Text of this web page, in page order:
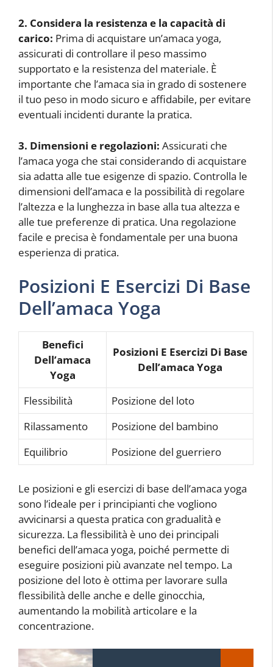
2. Considera la resistenza e la capacità di
carico: Prima di acquistare un’amaca yoga,
assicurati di controllare il peso massimo
supportato e la resistenza del materiale. È
importante che l’amaca sia in grado di sostenere
il tuo peso in modo sicuro e affidabile, per evitare
eventuali incidenti durante la pratica.
3. Dimensioni e regolazioni: Assicurati che
l’amaca yoga che stai considerando di acquistare
sia adatta alle tue esigenze di spazio. Controlla le
dimensioni dell’amaca e la possibilità di regolare
l’altezza e la lunghezza in base alla tua altezza e
alle tue preferenze di pratica. Una regolazione
facile e precisa è fondamentale per una buona
esperienza di pratica.
Posizioni E Esercizi Di Base
Dell’amaca Yoga
Benefici
Dell’amaca
Yoga
Posizioni E Esercizi Di Base
Dell’amaca Yoga
Flessibilità
Posizione del loto
Rilassamento
Posizione del bambino
Equilibrio
Posizione del guerriero
Le posizioni e gli esercizi di base dell’amaca yoga
sono l’ideale per i principianti che vogliono
avvicinarsi a questa pratica con gradualità e
sicurezza. La flessibilità è uno dei principali
benefici dell’amaca yoga, poiché permette di
eseguire posizioni più avanzate nel tempo. La
posizione del loto è ottima per lavorare sulla
flessibilità delle anche e delle ginocchia,
aumentando la mobilità articolare e la
concentrazione.